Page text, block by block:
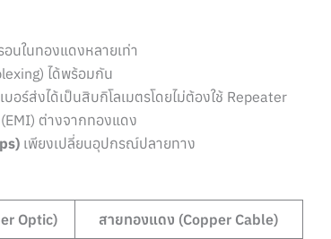
นในทองแดงหลายเท่า
ได้พร้อมกัน
อร์ส่งได้เป็นสิบกิโลเมตรโดยไม่ต้องใช้ Repeater
ต่างจากทองแดง
เพียงเปลี่ยนอุปกรณ์ปลายทาง
Optic) สายทองแดง (Copper Cable)